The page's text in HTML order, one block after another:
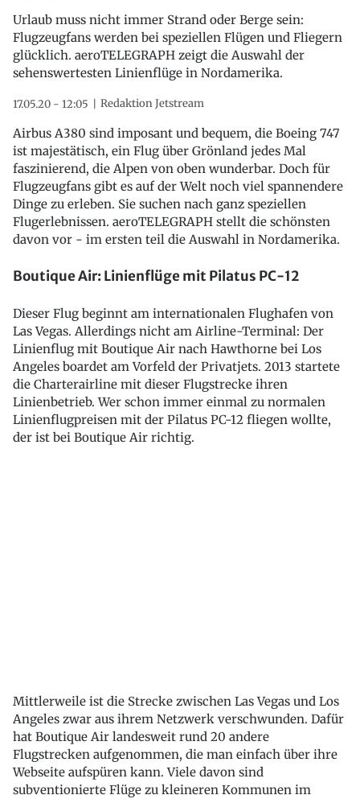
Urlaub muss nicht immer Strand oder Berge sein:
Flugzeugfans werden bei speziellen Flügen und Fliegern
glücklich. aeroTELEGRAPH zeigt die Auswahl der
sehenswertesten Linienflüge in Nordamerika.
17.05.20 - 12:05 Redaktion Jetstream
Airbus A380 sind imposant und bequem, die Boeing 747
ist majestätisch, ein Flug über Grönland jedes Mal
faszinierend, die Alpen von oben wunderbar. Doch für
Flugzeugfans gibt es auf der Welt noch viel spannendere
Dinge zu erleben. Sie suchen nach ganz speziellen
Flugerlebnissen. aeroTELEGRAPH stellt die schönsten
davon vor - im ersten teil die Auswahl in Nordamerika.
Boutique Air: Linienflüge mit Pilatus PC-12
Dieser Flug beginnt am internationalen Flughafen von
Las Vegas. Allerdings nicht am Airline-Terminal: Der
Linienflug mit Boutique Air nach Hawthorne bei Los
Angeles boardet am Vorfeld der Privatjets. 2013 startete
die Charterairline mit dieser Flugstrecke ihren
Linienbetrieb. Wer schon immer einmal zu normalen
Linienflugpreisen mit der Pilatus PC-12 fliegen wollte,
der ist bei Boutique Air richtig.
Mittlerweile ist die Strecke zwischen Las Vegas und Los
Angeles zwar aus ihrem Netzwerk verschwunden. Dafür
hat Boutique Air landesweit rund 20 andere
Flugstrecken aufgenommen, die man einfach über ihre
Webseite aufspüren kann. Viele davon sind
subventionierte Flüge zu kleineren Kommunen im